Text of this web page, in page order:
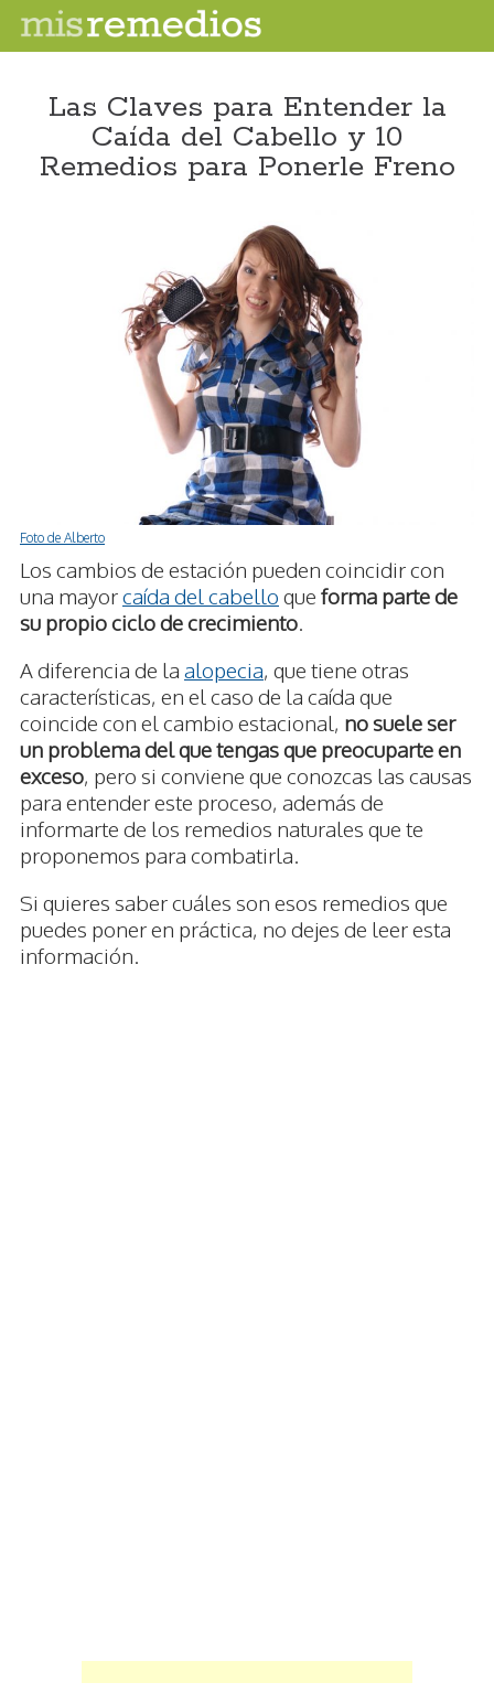
Las Claves para Entender la
Caída del Cabello y 10
Remedios para Ponerle Freno
Foto de Alberto
Los cambios de estación pueden coincidir con
una mayorcaída del cabello que forma parte de
su propio ciclo de crecimiento.
A diferencia de la alopecia, que tiene otras
características, en el caso de la caída que
coincide con el cambio estacional, no suele ser
un problema del que tengas que preocuparte en
exceso, pero si conviene que conozcas las causas
para entender este proceso, además de
informarte de los remedios naturales que te
proponemos para combatirla.
Si quieres saber cuáles son esos remedios que
puedes poner en práctica, no dejes de leer esta
información.